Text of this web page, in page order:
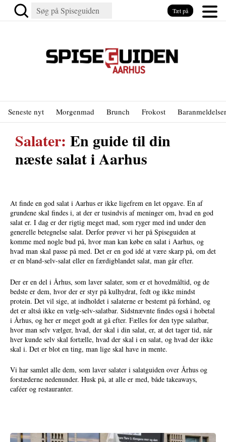
Seneste nyt Morgenmad Brunch Frokost Baranmeldelser
Salater: En guide til din
næste salat i Aarhus
At finde en god salat i Aarhus er ikke ligefrem en let opgave. En af
grundene skal findes i, at der er tusindvis af meninger om, hvad en god
salat er. I dag er der rigtig meget mad, som ryger med ind under den
generelle betegnelse salat. Derfor prøver vi her på Spiseguiden at
komme med nogle bud på, hvor man kan købe en salat i Aarhus, og
hvad man skal passe på med. Det er en god idé at være skarp på, om det
er en bland-selv-salat eller en færdigblandet salat, man går efter.
Der er en del i Århus, som laver salater, som er et hovedmåltid, og de
bedste er dem, hvor der er styr på kulhydrat, fedt og ikke mindst
protein. Det vil sige, at indholdet i salaterne er bestemt på forhånd, og
det er altså ikke en vælg-selv-salatbar. Sidstnævnte findes også i hobetal
i Århus, og her er meget godt at gå efter. Fælles for den type salatbar,
hvor man selv vælger, hvad, der skal i din salat, er, at det tager tid, når
hver kunde selv skal fortælle, hvad der skal i en salat, og hvad der ikke
skal i. Det er blot en ting, man lige skal have in mente.
Vi har samlet alle dem, som laver salater i salatguiden over Århus og
forstæderne nedenunder. Husk på, at alle er med, både takeaways,
caféer og restauranter.
Tæt på